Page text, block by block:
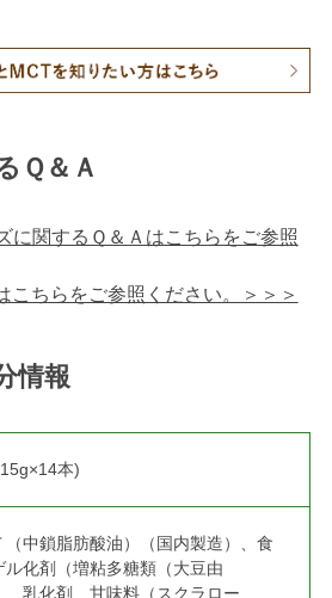
Ｑ＆Ａ
に関するＱ＆Ａはこちらをご参照
こちらをご参照ください。＞＞＞
情報
本)
（中鎖脂肪酸油）（国内製造）、食
ル化剤（増粘多糖類（大豆由
、乳化剤、甘味料（スクラロー